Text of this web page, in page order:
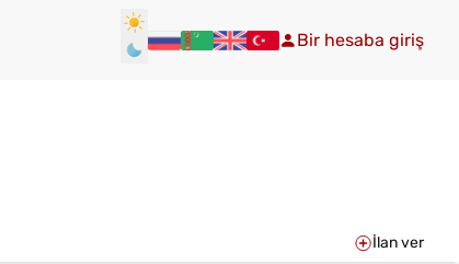
Bir hesaba giriş
İlan ver